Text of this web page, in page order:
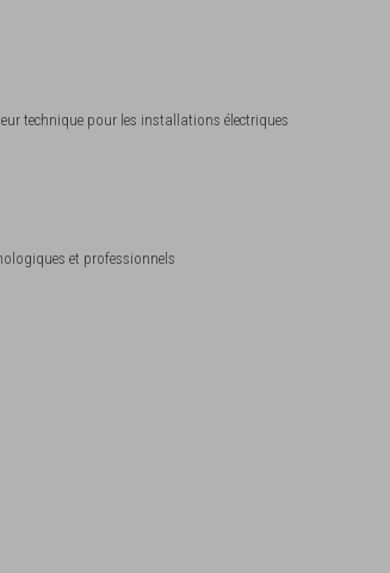
technique pour les installations électriques
et professionnels